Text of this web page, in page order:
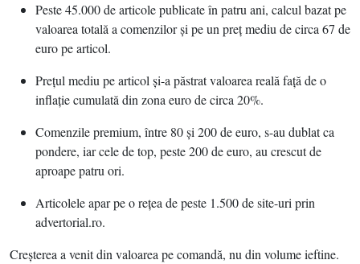
Peste 45.000 de articole publicate în patru ani, calcul bazat pe
valoarea totală a comenzilor şi pe un preţ mediu de circa 67 de
euro pe articol.
Preţul mediu pe articol şi-a păstrat valoarea reală faţă de o
inflaţie cumulată din zona euro de circa 20%.
Comenzile premium, între 80 şi 200 de euro, s-au dublat ca
pondere, iar cele de top, peste 200 de euro, au crescut de
aproape patru ori.
Articolele apar pe o reţea de peste 1.500 de site-uri prin
advertorial.ro.
Creşterea a venit din valoarea pe comandă, nu din volume ieftine.